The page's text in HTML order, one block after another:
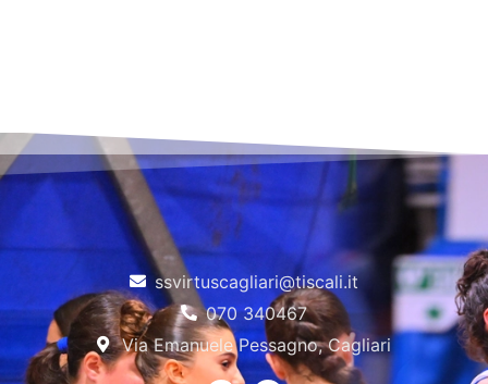
ssvirtuscagliari@tiscali.it
070 340467
Via Emanuele Pessagno, Cagliari